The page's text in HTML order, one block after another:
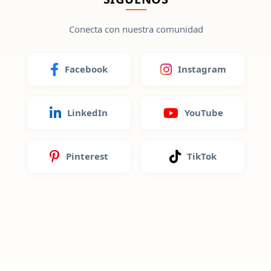
Conecta con nuestra comunidad
Facebook Instagram
LinkedIn YouTube
Pinterest TikTok